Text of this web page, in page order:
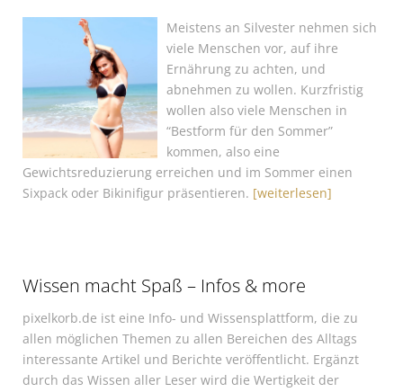
Meistens an Silvester nehmen sich
viele Menschen vor, auf ihre
Ernährung zu achten, und
abnehmen zu wollen. Kurzfristig
wollen also viele Menschen in
“Bestform für den Sommer”
kommen, also eine
Gewichtsreduzierung erreichen und im Sommer einen
Sixpack oder Bikinifigur präsentieren. [weiterlesen]
Wissen macht Spaß – Infos & more
pixelkorb.de ist eine Info- und Wissensplattform, die zu
allen möglichen Themen zu allen Bereichen des Alltags
interessante Artikel und Berichte veröffentlicht. Ergänzt
durch das Wissen aller Leser wird die Wertigkeit der